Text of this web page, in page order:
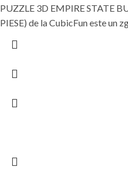
PUZZLE 3D EMPIRE STATE
PIESE) de la CubicFun este un